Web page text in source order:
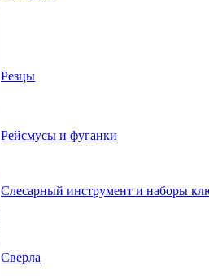
Резцы
Рейсмусы и фуганки
Слесарный инструмент и наборы
Сверла